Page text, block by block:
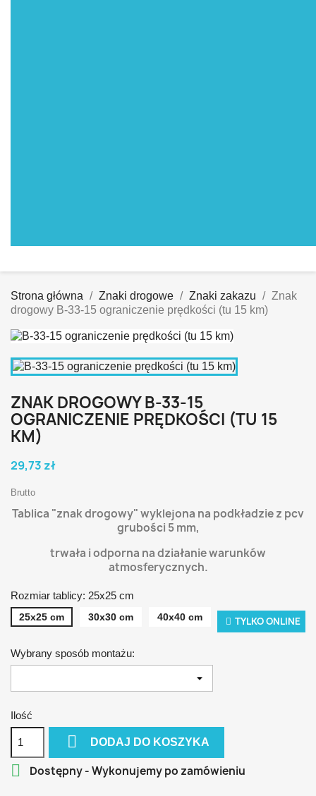
Strona główna Znaki drogowe Znaki zakazu
Znak
drogowy B-33-15 ograniczenie prędkości (tu 15 km)
TYLKO ONLINE
ZNAK DROGOWY B-33-15
OGRANICZENIE PRĘDKOŚCI (TU 15
KM)
29,73 zł
Brutto
Tablica "znak drogowy" wyklejona na podkładzie z pcv
grubości 5 mm,
trwała i odporna na działanie warunków
atmosferycznych.
Rozmiar tablicy: 25x25 cm
25x25 cm 30x30 cm 40x40 cm
Wybrany sposób montażu:
Ilość
 DODAJ DO KOSZYKA
 Dostępny - Wykonujemy po zamówieniu